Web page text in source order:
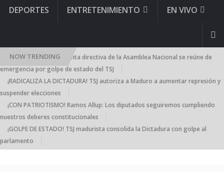
DEPORTES ENTRETENIMIENTO EN VIVO
NOW TRENDING
¡AN CONTRAATACA! Junta directiva de la Asamblea Nacional se reúne de
emergencia por golpe de estado del TSJ
¡RADICALIZA LA DICTADURA! TSJ autoriza a Maduro a aumentar represión y
suspender elecciones
¡CON PATRIOTISMO! Ramos Allup: Los diputados seguiremos cumpliendo
nuestros deberes constitucionales
¡GOLPE DE ESTADO! TSJ madurista consolida la Dictadura con golpe al
parlamento